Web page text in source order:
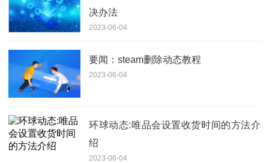
决办法
2023-06-04
要闻：steam删除动态教程
2023-06-04
环球动态:唯品会设置收货时间的方法介
绍
2023-06-04